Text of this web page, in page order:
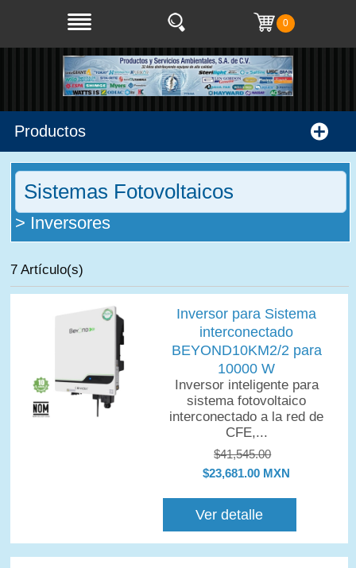
0
Productos
Sistemas Fotovoltaicos
> Inversores
7 Artículo(s)
Inversor para Sistema
interconectado
BEYOND10KM2/2 para
10000 W
Inversor inteligente para
sistema fotovoltaico
interconectado a la red de
CFE,...
$41,545.00
$23,681.00 MXN
Ver detalle